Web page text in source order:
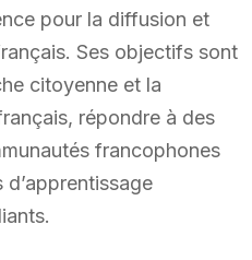
pour la diffusion et
Ses objectifs sont
citoyenne et la
répondre à des
francophones